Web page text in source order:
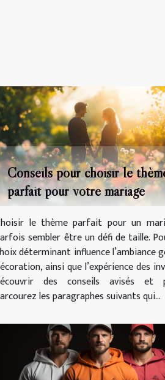
Conseils pour choisir le
parfait pour votre mariage
le thème parfait pour un
sembler être un défi de taille.
déterminant influence l’ambiance
ainsi que l’expérience des
des conseils avisés et
les paragraphes suivants qui...